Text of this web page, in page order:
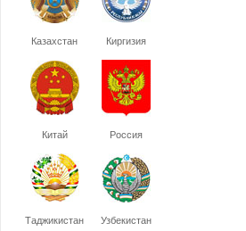
Казахстан Киргизия
Китай Россия
Таджикистан Узбекистан